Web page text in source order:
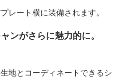
レート横に装備されます。
ンがさらに魅力的に。
地とコーディネートできるシ